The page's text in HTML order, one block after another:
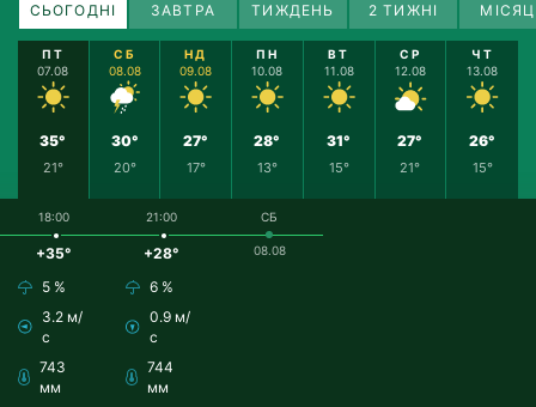
СЬОГОДНІ ЗАВТРА ТИЖДЕНЬ 2 ТИЖНІ
ПТ
07.08
35°
21°
СБ
08.08
30°
20°
НД
09.08
27°
17°
ПН
10.08
28°
13°
ВТ
11.08
31°
15°
СР
12.08
27°
21°
ЧТ
13.08
26°
15°
18:00
+35°
5 %
3.2 м/
с
743
мм
21:00
+28°
6 %
0.9 м/
с
744
мм
СБ
08.08